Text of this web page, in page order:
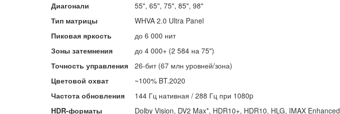
Диагонали
55", 65", 75", 85", 98"
Тип матрицы
WHVA 2.0 Ultra Panel
Пиковая яркость
до 6 000 нит
Зоны затемнения
до 4 000+ (2 584 на 75")
Точность управления
26-бит (67 млн уровней/зона)
Цветовой охват
~100% BT.2020
Частота обновления
144 Гц нативная / 288 Гц при 1080p
HDR-форматы
Dolby Vision, DV2 Max*, HDR10+, HDR10, HLG, IMAX Enhanced